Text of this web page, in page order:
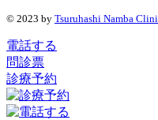
© 2023 by Tsuruhashi Namba
電話する
問診票
診療予約